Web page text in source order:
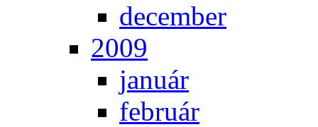
de­cem­ber
2009
ja­nu­ár
feb­ru­ár